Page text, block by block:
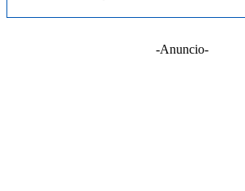
-Anuncio-